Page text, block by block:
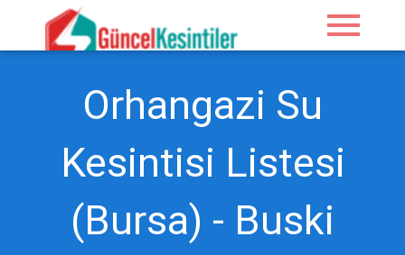
menu
Orhangazi Su
Kesintisi Listesi
(Bursa) - Buski